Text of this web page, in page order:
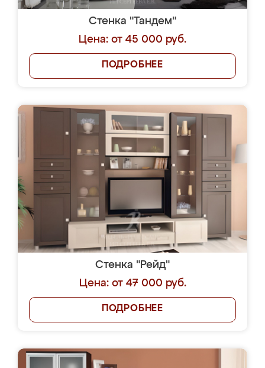
Стенка "Тандем"
Цена: от 45 000 руб.
ПОДРОБНЕЕ
Стенка "Рейд"
Цена: от 47 000 руб.
ПОДРОБНЕЕ